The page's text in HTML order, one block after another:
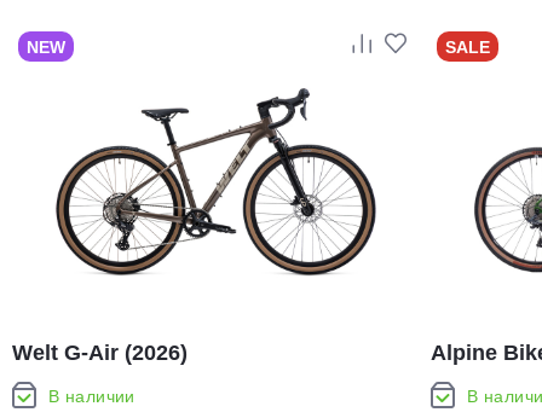
NEW
Welt G-Air (2026)
В наличии
SALE
Alpine
В